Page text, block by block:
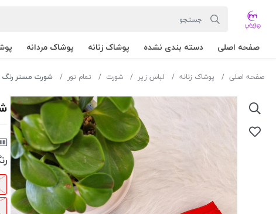
صفحه اصلی دسته بندی نشده پوشاک زنانه پوشاک مردانه
صفحه اصلی پوشاک زنانه لباس زیر شورت تمام تور شورت مستر رنگ